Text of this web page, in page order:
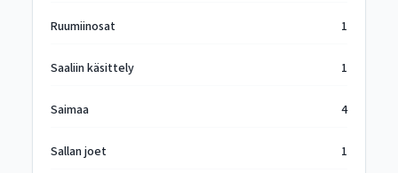
Ruumiinosat 1
Saaliin käsittely 1
Saimaa 4
Sallan joet 1